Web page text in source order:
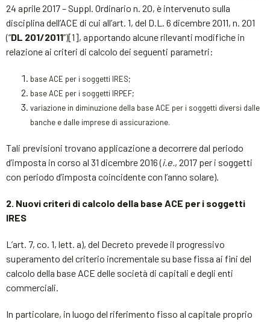
24 aprile 2017 – Suppl. Ordinario n. 20, è intervenuto sulla
disciplina dell’ACE di cui all’art. 1, del D.L. 6 dicembre 2011, n. 201
(“DL 201/2011”)[1], apportando alcune rilevanti modifiche in
relazione ai criteri di calcolo dei seguenti parametri:
base ACE per i soggetti IRES;
base ACE per i soggetti IRPEF;
variazione in diminuzione della base ACE per i soggetti diversi dalle
banche e dalle imprese di assicurazione.
Tali previsioni trovano applicazione a decorrere dal periodo
d’imposta in corso al 31 dicembre 2016 (i.e., 2017 per i soggetti
con periodo d’imposta coincidente con l’anno solare).
2. Nuovi criteri di calcolo della base ACE per i soggetti
IRES
L’art. 7, co. 1, lett. a), del Decreto prevede il progressivo
superamento del criterio incrementale su base fissa ai fini del
calcolo della base ACE delle società di capitali e degli enti
commerciali.
In particolare, in luogo del riferimento fisso al capitale proprio